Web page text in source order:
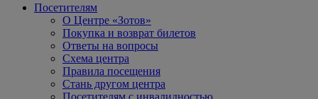
Посетителям
О Центре «Зотов»
Покупка и возврат билетов
Ответы на вопросы
Схема центра
Правила посещения
Стань другом центра
Посетителям с инвалидностью